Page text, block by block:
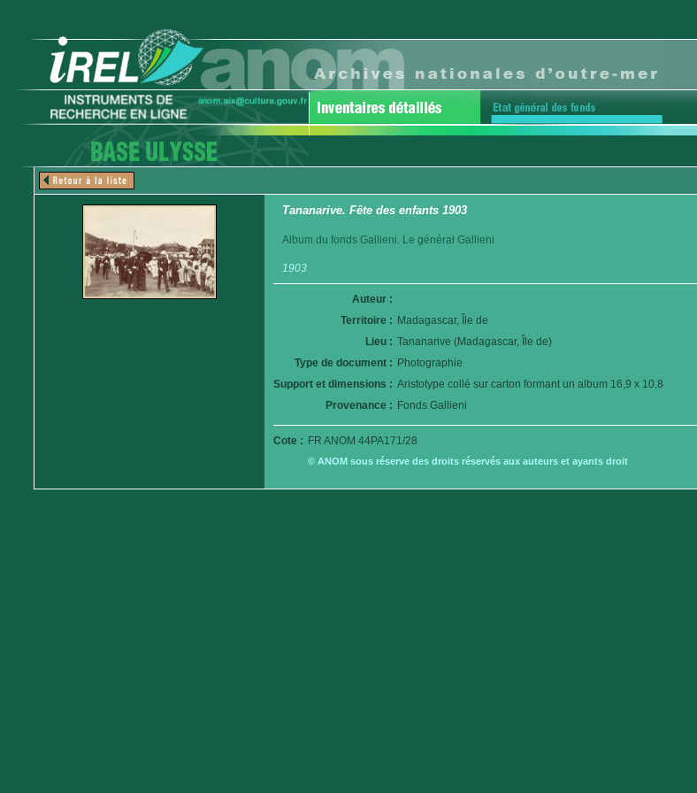
Tananarive. Fête des enfants 1903
Album du fonds Gallieni. Le général Gallieni
1903
Auteur :
Territoire : Madagascar, Île de
Lieu : Tananarive (Madagascar, Île de)
Type de document : Photographie
Support et dimensions : Aristotype collé sur carton formant un album 16,9 x 10,8
Provenance : Fonds Gallieni
Cote : FR ANOM 44PA171/28
© ANOM sous réserve des droits réservés aux auteurs et ayants droit